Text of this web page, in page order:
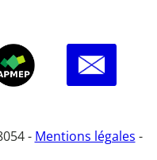
- Mentions légales -